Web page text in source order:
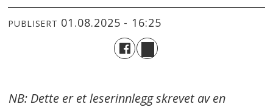
PUBLISERT 01.08.2025 - 16:25
NB: Dette er et leserinnlegg skrevet av en